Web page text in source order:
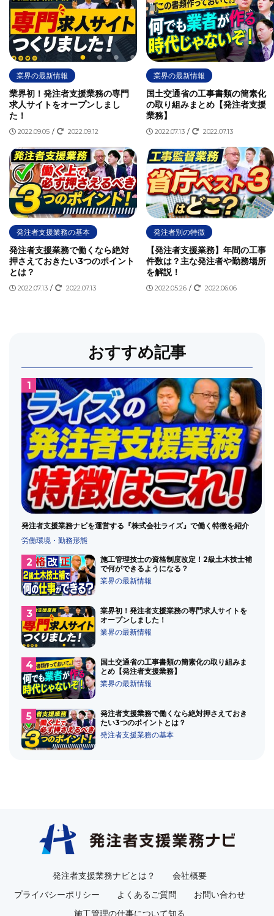
業界の最新情報
業界初！発注者支援業務の専門
求人サイトをオープンしまし
た！
2022.09.05 / 2022.09.12
業界の最新情報
国土交通省の工事書類の簡素化
の取り組みまとめ【発注者支援
業務】
2022.07.13 / 2022.07.13
発注者支援業務の基本
発注者支援業務で働くなら絶対
押さえておきたい3つのポイント
とは？
2022.07.13 / 2022.07.13
発注者別の特徴
【発注者支援業務】年間の工事
件数は？主な発注者や勤務場所
を解説！
2022.05.26 / 2022.06.06
おすすめ記事
発注者支援業務ナビを運営する『株式会社ライズ』で働く特徴を紹介
労働環境・勤務形態
施工管理技士の資格制度改定！2級土木技士補
で何ができるようになる？
業界の最新情報
業界初！発注者支援業務の専門求人サイトを
オープンしました！
業界の最新情報
国土交通省の工事書類の簡素化の取り組みま
とめ【発注者支援業務】
業界の最新情報
発注者支援業務で働くなら絶対押さえておき
たい3つのポイントとは？
発注者支援業務の基本
発注者支援業務ナビとは？
会社概要
プライバシーポリシー
よくあるご質問
お問い合わせ
施工管理の仕事について知る